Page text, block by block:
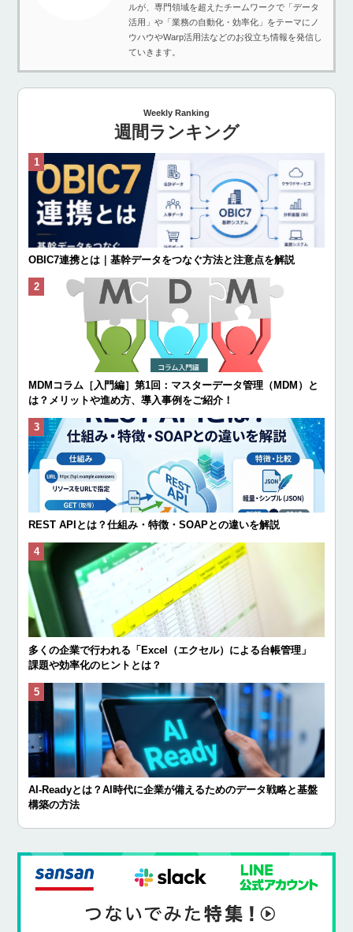
ルが、専門領域を超えたチームワークで「データ
活用」や「業務の自動化・効率化」をテーマにノ
ウハウやWarp活用法などのお役立ち情報を発信し
ていきます。
Weekly Ranking
週間ランキング
OBIC7連携とは｜基幹データをつなぐ方法と注意点を解説
MDMコラム［入門編］第1回：マスターデータ管理（MDM）と
は？メリットや進め方、導入事例をご紹介！
REST APIとは？仕組み・特徴・SOAPとの違いを解説
多くの企業で行われる「Excel（エクセル）による台帳管理」
課題や効率化のヒントとは？
AI-Readyとは？AI時代に企業が備えるためのデータ戦略と基盤
構築の方法